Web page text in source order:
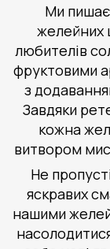
Ми
желейних
любителів
фруктовими
з
Завдяки
кожна
витвором
Не
яскравих
нашими